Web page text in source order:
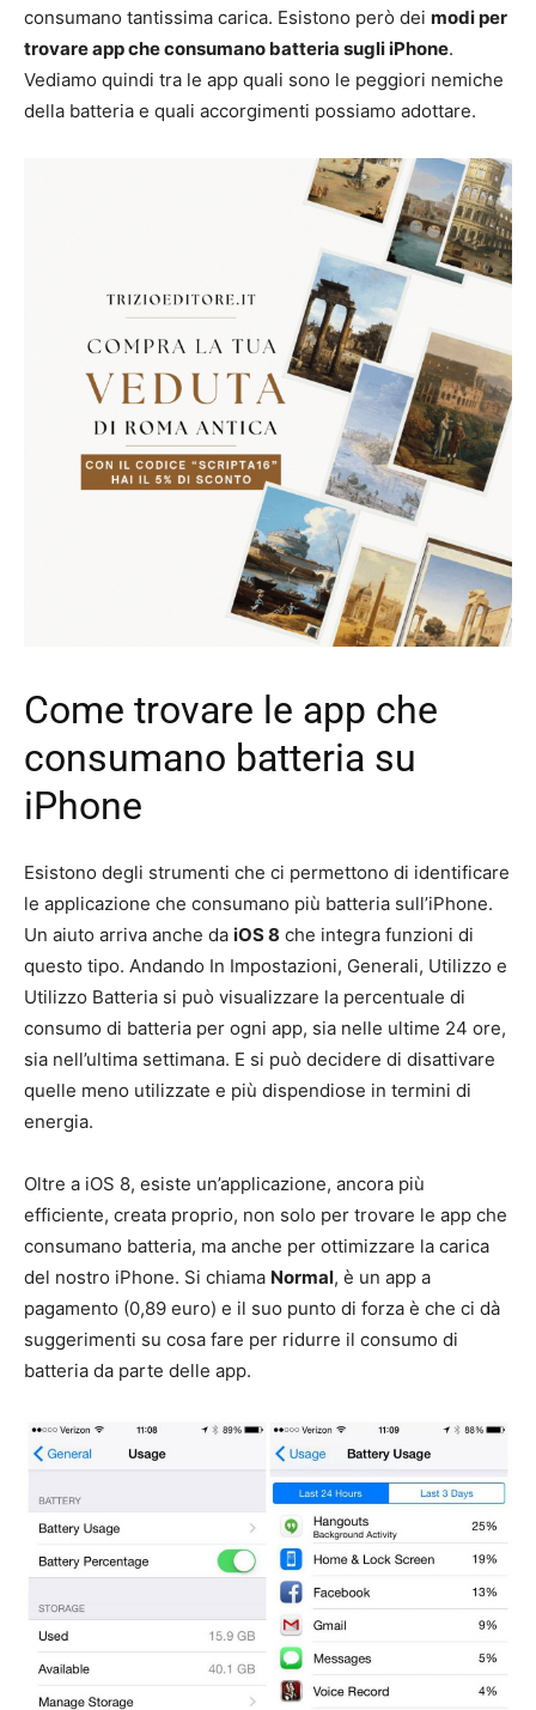
consumano tantissima carica. Esistono però dei modi per
trovare app che consumano batteria sugli iPhone.
Vediamo quindi tra le app quali sono le peggiori nemiche
della batteria e quali accorgimenti possiamo adottare.
Come trovare le app che
consumano batteria su
iPhone
Esistono degli strumenti che ci permettono di identificare
le applicazione che consumano più batteria sull’iPhone.
Un aiuto arriva anche da iOS 8 che integra funzioni di
questo tipo. Andando In Impostazioni, Generali, Utilizzo e
Utilizzo Batteria si può visualizzare la percentuale di
consumo di batteria per ogni app, sia nelle ultime 24 ore,
sia nell’ultima settimana. E si può decidere di disattivare
quelle meno utilizzate e più dispendiose in termini di
energia.
Oltre a iOS 8, esiste un’applicazione, ancora più
efficiente, creata proprio, non solo per trovare le app che
consumano batteria, ma anche per ottimizzare la carica
del nostro iPhone. Si chiama Normal, è un app a
pagamento (0,89 euro) e il suo punto di forza è che ci dà
suggerimenti su cosa fare per ridurre il consumo di
batteria da parte delle app.